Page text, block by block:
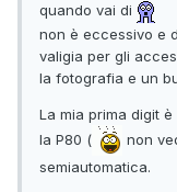
quando vai di
non è eccessivo e
valigia per gli
la fotografia e un
La mia prima digit
la P80 (
non
semiautomatica.